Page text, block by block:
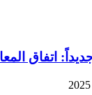
اتفاق